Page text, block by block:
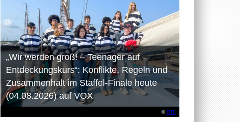
©RTL
„Wir werden groß! – Teenager auf
Entdeckungskurs“: Konflikte, Regeln und
Zusammenhalt im Staffel-Finale heute
(04.08.2026) auf VOX